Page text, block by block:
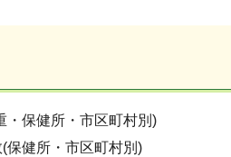
・保健所・市区町村別)
保健所・市区町村別)